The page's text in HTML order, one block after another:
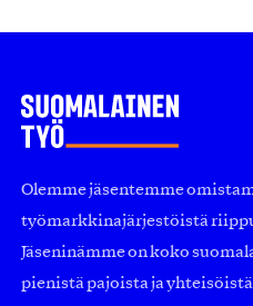
Olemme jäsentemme
työmarkkinajärjestöistä
Jäseninämme on koko
pienistä pajoista ja